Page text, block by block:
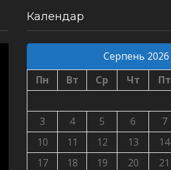
Календар
Серпень 2026
Пн
Вт Ср Чт Пт
3
4 5 6 7
10
11 12 13 14
17
18 19 20 21